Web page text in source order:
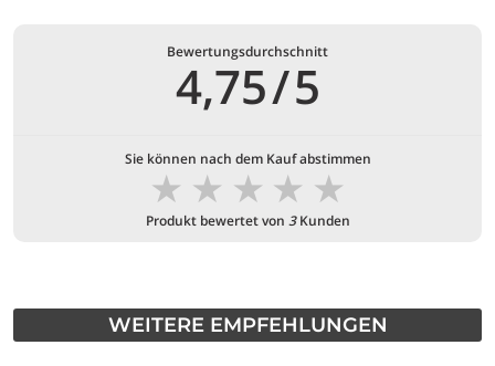
Bewertungsdurchschnitt
4,75/5
Sie können nach dem Kauf abstimmen
★
★
★
★
★
Produkt bewertet von 3Kunden
WEITERE EMPFEHLUNGEN